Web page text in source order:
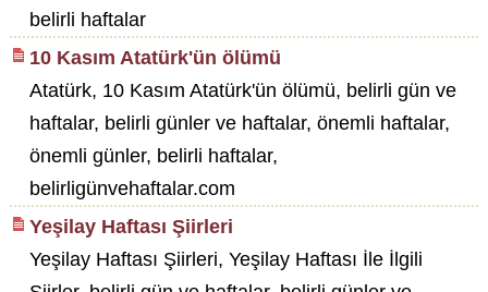
belirli haftalar
10 Kasım Atatürk'ün ölümü
Atatürk, 10 Kasım Atatürk'ün ölümü, belirli gün ve
haftalar, belirli günler ve haftalar, önemli haftalar,
önemli günler, belirli haftalar,
belirligünvehaftalar.com
Yeşilay Haftası Şiirleri
Yeşilay Haftası Şiirleri, Yeşilay Haftası İle İlgili